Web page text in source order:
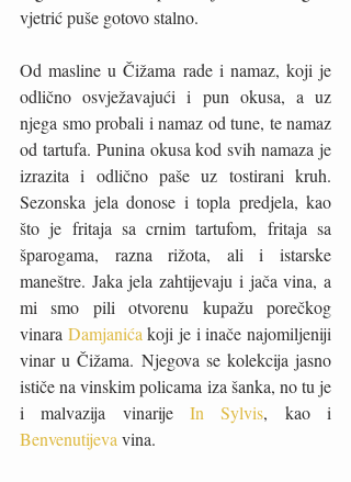
vjetrić puše gotovo stalno.
Od masline u Čižama rade i namaz, koji je
odlično osvježavajući i pun okusa, a uz
njega smo probali i namaz od tune, te namaz
od tartufa. Punina okusa kod svih namaza je
izrazita i odlično paše uz tostirani kruh.
Sezonska jela donose i topla predjela, kao
što je fritaja sa crnim tartufom, fritaja sa
šparogama, razna rižota, ali i istarske
maneštre. Jaka jela zahtijevaju i jača vina, a
mi smo pili otvorenu kupažu porečkog
vinara Damjanića koji je i inače najomiljeniji
vinar u Čižama. Njegova se kolekcija jasno
ističe na vinskim policama iza šanka, no tu je
i malvazija vinarije In Sylvis
Benvenutijeva vina.